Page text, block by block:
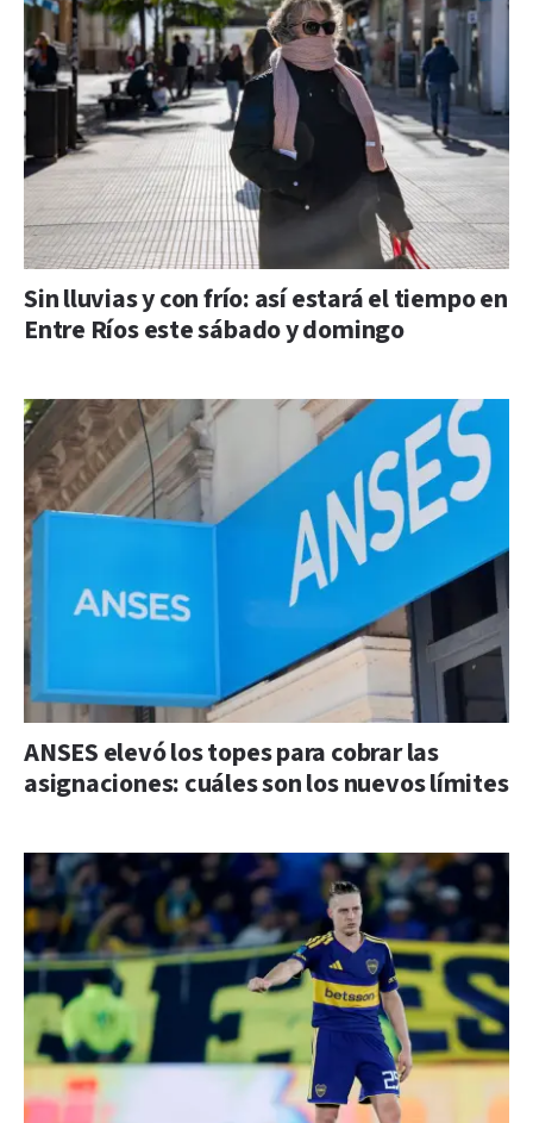
Sin lluvias y con frío: así estará el tiempo en
Entre Ríos este sábado y domingo
ANSES elevó los topes para cobrar las
asignaciones: cuáles son los nuevos límites